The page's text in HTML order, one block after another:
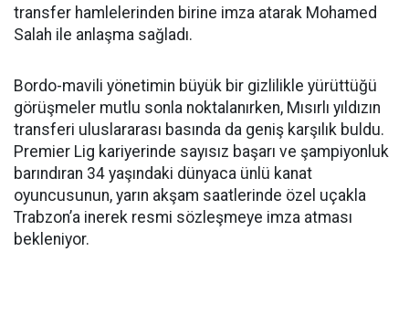
transfer hamlelerinden birine imza atarak Mohamed
Salah ile anlaşma sağladı.
Bordo-mavili yönetimin büyük bir gizlilikle yürüttüğü
görüşmeler mutlu sonla noktalanırken, Mısırlı yıldızın
transferi uluslararası basında da geniş karşılık buldu.
Premier Lig kariyerinde sayısız başarı ve şampiyonluk
barındıran 34 yaşındaki dünyaca ünlü kanat
oyuncusunun, yarın akşam saatlerinde özel uçakla
Trabzon’a inerek resmi sözleşmeye imza atması
bekleniyor.